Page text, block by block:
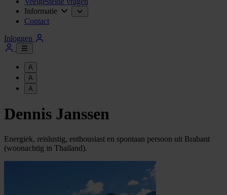
Informatie
Contact
Inloggen
A
A
A
Dennis Janssen
Energiek, reislustig, enthousiast en spontaan persoon uit Brabant
(woonachtig in Thailand).